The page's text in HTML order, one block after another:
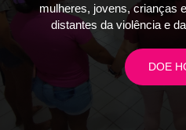
mulheres, jovens, crianças
distantes da violência e
DOE